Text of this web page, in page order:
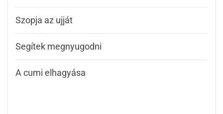
Szopja az ujját
Segítek megnyugodni
A cumi elhagyása